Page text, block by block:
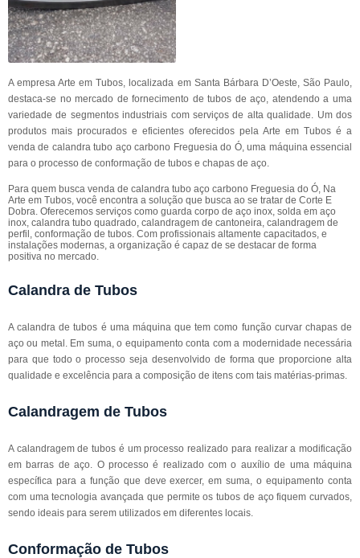
A empresa Arte em Tubos, localizada em Santa Bárbara D’Oeste, São Paulo,
destaca-se no mercado de fornecimento de tubos de aço, atendendo a uma
variedade de segmentos industriais com serviços de alta qualidade. Um dos
produtos mais procurados e eficientes oferecidos pela Arte em Tubos é a
venda de calandra tubo aço carbono Freguesia do Ó, uma máquina essencial
para o processo de conformação de tubos e chapas de aço.
Para quem busca venda de calandra tubo aço carbono Freguesia do Ó, Na
Arte em Tubos, você encontra a solução que busca ao se tratar de Corte E
Dobra. Oferecemos serviços como guarda corpo de aço inox, solda em aço
inox, calandra tubo quadrado, calandragem de cantoneira, calandragem de
perfil, conformação de tubos. Com profissionais altamente capacitados, e
instalações modernas, a organização é capaz de se destacar de forma
positiva no mercado.
Calandra de Tubos
A calandra de tubos é uma máquina que tem como função curvar chapas de
aço ou metal. Em suma, o equipamento conta com a modernidade necessária
para que todo o processo seja desenvolvido de forma que proporcione alta
qualidade e excelência para a composição de itens com tais matérias-primas.
Calandragem de Tubos
A calandragem de tubos é um processo realizado para realizar a modificação
em barras de aço. O processo é realizado com o auxílio de uma máquina
específica para a função que deve exercer, em suma, o equipamento conta
com uma tecnologia avançada que permite os tubos de aço fiquem curvados,
sendo ideais para serem utilizados em diferentes locais.
Conformação de Tubos